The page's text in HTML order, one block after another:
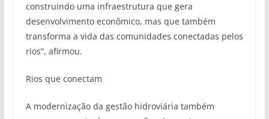
construindo uma infraestrutura que gera
desenvolvimento econômico, mas que também
transforma a vida das comunidades conectadas pelos
rios”, afirmou.
Rios que conectam
A modernização da gestão hidroviária também